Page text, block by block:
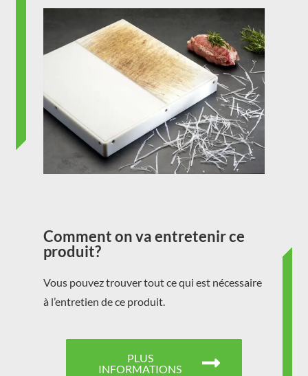
Comment on va entretenir ce
produit?
Vous pouvez trouver tout ce qui est nécessaire
à l’entretien de ce produit.
PLUS
INFORMATIONS